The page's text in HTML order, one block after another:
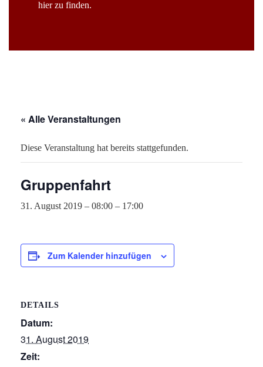
hier zu finden.
« Alle Veranstaltungen
Diese Veranstaltung hat bereits stattgefunden.
Gruppenfahrt
31. August 2019 – 08:00 – 17:00
Zum Kalender hinzufügen
DETAILS
Datum:
31. August 2019
Zeit: